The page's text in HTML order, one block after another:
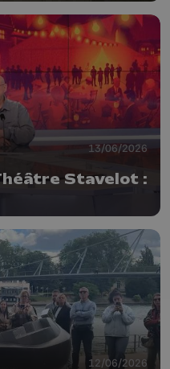
13/06/2026
Stavelot :
12/06/2026